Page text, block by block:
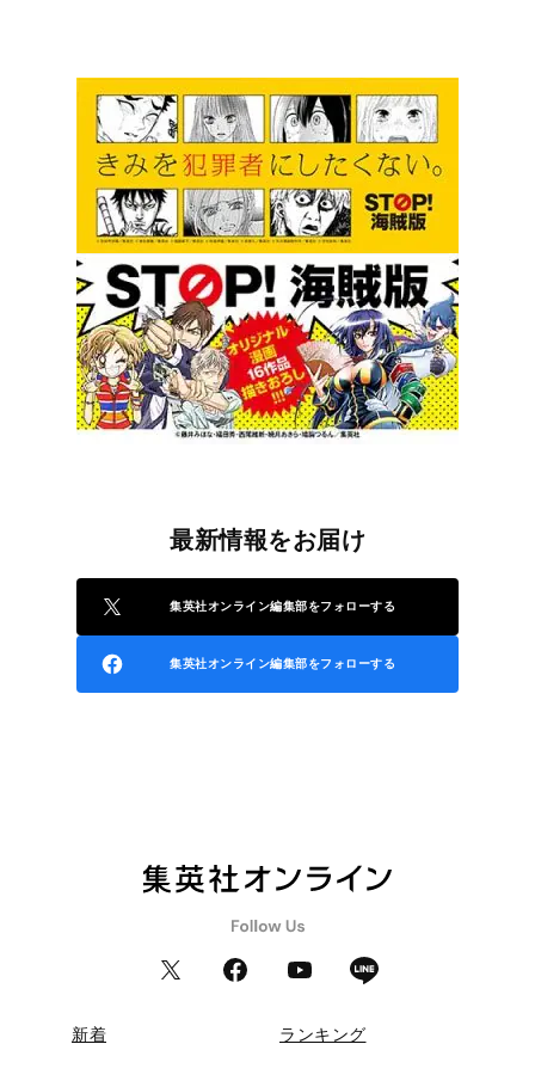
最新情報をお届け
集英社オンライン編集部をフォローする
集英社オンライン編集部をフォローする
新着 ランキング